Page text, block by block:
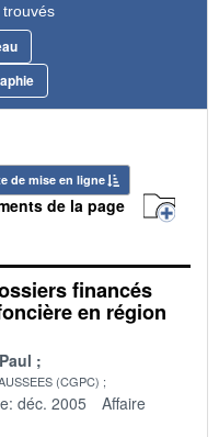
trouvés
de mise en ligne
de la page
financés
en région
(CGPC)
déc. 2005
Affaire